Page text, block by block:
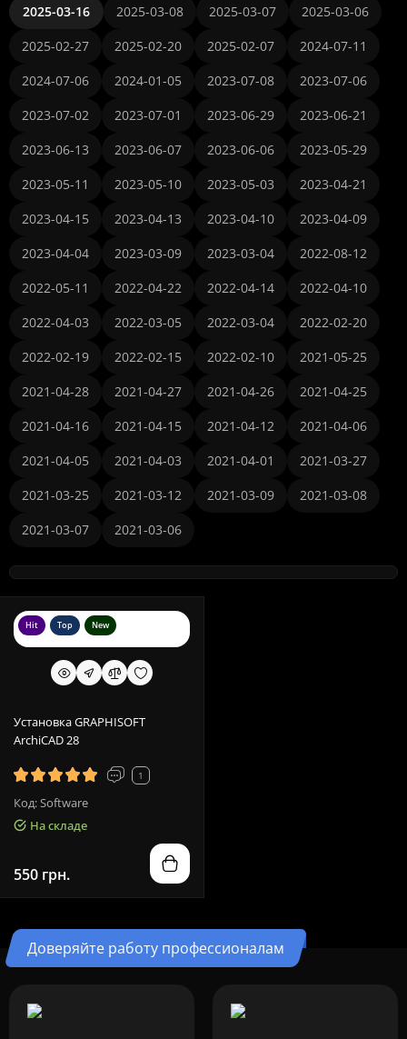
2025-03-16
2025-03-08 2025-03-07
2025-03-06
2025-02-27
2025-02-20 2025-02-07
2024-07-11
2024-07-06
2024-01-05 2023-07-08
2023-07-06
2023-07-02
2023-07-01 2023-06-29
2023-06-21
2023-06-13
2023-06-07 2023-06-06
2023-05-29
2023-05-11
2023-05-10 2023-05-03
2023-04-21
2023-04-15
2023-04-13 2023-04-10
2023-04-09
2023-04-04
2023-03-09 2023-03-04
2022-08-12
2022-05-11
2022-04-22 2022-04-14
2022-04-10
2022-04-03
2022-03-05 2022-03-04
2022-02-20
2022-02-19
2022-02-15 2022-02-10
2021-05-25
2021-04-28
2021-04-27 2021-04-26
2021-04-25
2021-04-16
2021-04-15 2021-04-12
2021-04-06
2021-04-05
2021-04-03 2021-04-01
2021-03-27
2021-03-25
2021-03-12 2021-03-09
2021-03-08
2021-03-07
2021-03-06
Hit Top New
Установка GRAPHISOFT
ArchiCAD 28
1
Код: Software
На складе
550 грн.
Доверяйте работу профессионалам